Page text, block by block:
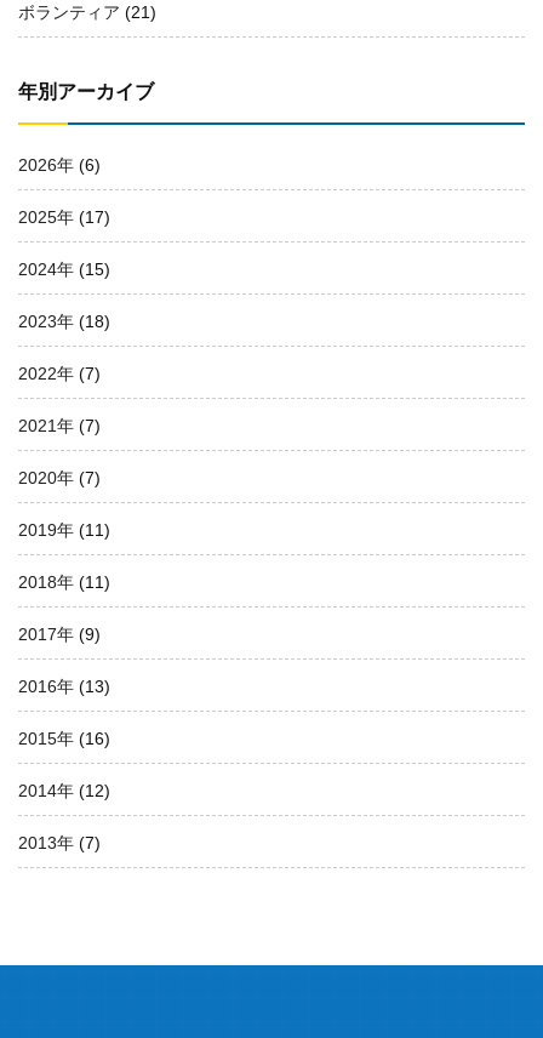
ボランティア (21)
年別アーカイブ
2026年 (6)
2025年 (17)
2024年 (15)
2023年 (18)
2022年 (7)
2021年 (7)
2020年 (7)
2019年 (11)
2018年 (11)
2017年 (9)
2016年 (13)
2015年 (16)
2014年 (12)
2013年 (7)